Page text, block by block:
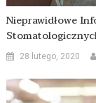
Nieprawidłowe
28 lutego, 2020